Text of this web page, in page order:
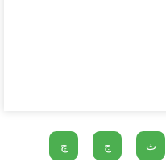
ث ج چ